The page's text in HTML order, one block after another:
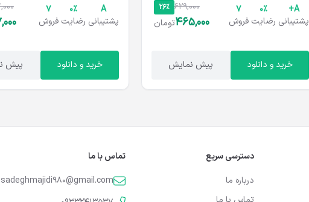
A+
پشتیبانی
۰%
رضایت
۷
فروش
26% 629,000
465,000تومان
خرید و دانلود پیش نمایش
A
پشتیبانی
۰%
رضایت
۷
فروش
خرید و دانلود پیش
دسترسی سریع
درباره ما
تماس با ما
sadeghmajidi980@gmail.com